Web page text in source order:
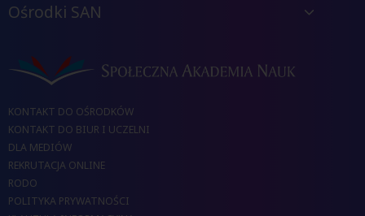
Ośrodki SAN
KONTAKT DO OŚRODKÓW
KONTAKT DO BIUR I UCZELNI
DLA MEDIÓW
REKRUTACJA ONLINE
RODO
POLITYKA PRYWATNOŚCI